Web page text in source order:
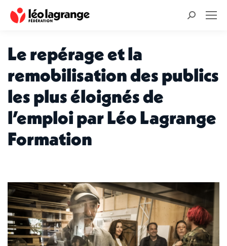
Recherche
Le repérage et la
remobilisation des publics
les plus éloignés de
l’emploi par Léo Lagrange
Formation